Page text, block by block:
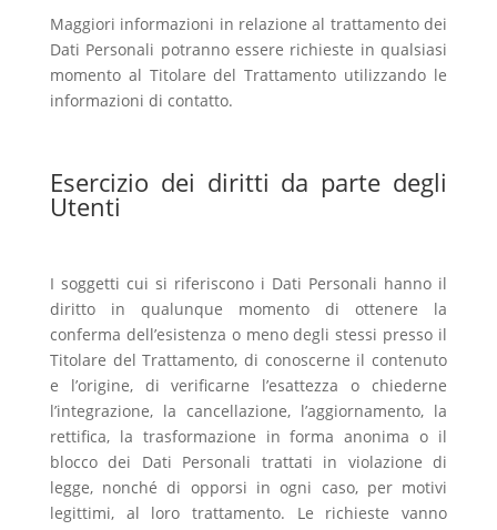
Maggiori informazioni in relazione al trattamento dei
Dati Personali potranno essere richieste in qualsiasi
momento al Titolare del Trattamento utilizzando le
informazioni di contatto.
Esercizio dei diritti da parte degli
Utenti
I soggetti cui si riferiscono i Dati Personali hanno il
diritto in qualunque momento di ottenere la
conferma dell’esistenza o meno degli stessi presso il
Titolare del Trattamento, di conoscerne il contenuto
e l’origine, di verificarne l’esattezza o chiederne
l’integrazione, la cancellazione, l’aggiornamento, la
rettifica, la trasformazione in forma anonima o il
blocco dei Dati Personali trattati in violazione di
legge, nonché di opporsi in ogni caso, per motivi
legittimi, al loro trattamento. Le richieste vanno